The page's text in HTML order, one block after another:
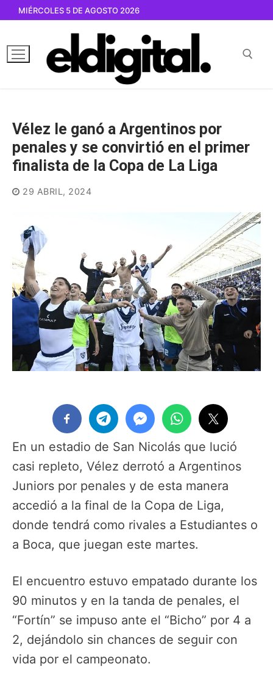
contenido
MIÉRCOLES 5 DE AGOSTO 2026
Vélez le ganó a Argentinos por
penales y se convirtió en el primer
finalista de la Copa de La Liga
29 ABRIL, 2024
En un estadio de San Nicolás que lució
casi repleto, Vélez derrotó a Argentinos
Juniors por penales y de esta manera
accedió a la final de la Copa de Liga,
donde tendrá como rivales a Estudiantes o
a Boca, que juegan este martes.
El encuentro estuvo empatado durante los
90 minutos y en la tanda de penales, el
“Fortín” se impuso ante el “Bicho” por 4 a
2, dejándolo sin chances de seguir con
vida por el campeonato.